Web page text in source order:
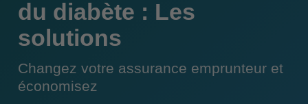
du diabète : Les
solutions
Changez votre assurance emprunteur et
économisez